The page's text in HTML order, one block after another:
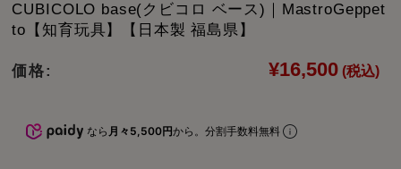
CUBICOLO base(クビコロ ベース)｜MastroGeppet
to【知育玩具】【日本製 福島県】
価格: ¥16,500 (税込)
なら 月々5,500円から。分割手数料無料